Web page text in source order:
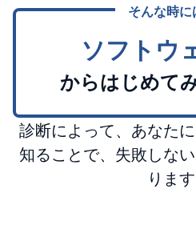
そんな時
ソフトウ
からはじめて
診断によって、あなた
知ることで、失敗しな
ります